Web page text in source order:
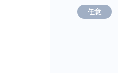
任意